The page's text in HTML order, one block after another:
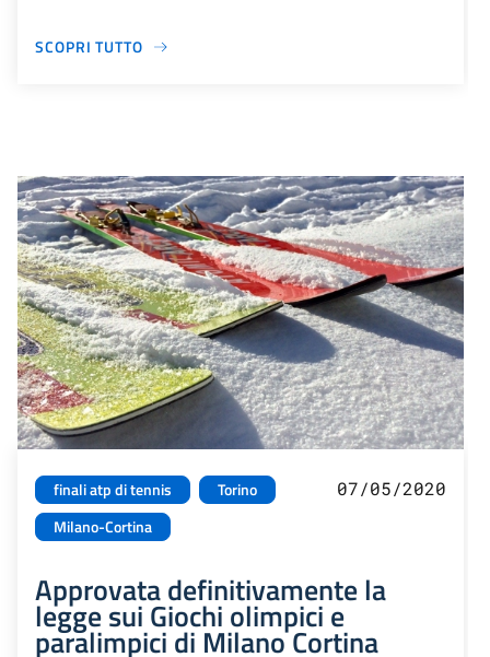
SCOPRI TUTTO
finali atp di tennis
Torino
Milano-Cortina
07/05/2020
Approvata definitivamente la
legge sui Giochi olimpici e
paralimpici di Milano Cortina